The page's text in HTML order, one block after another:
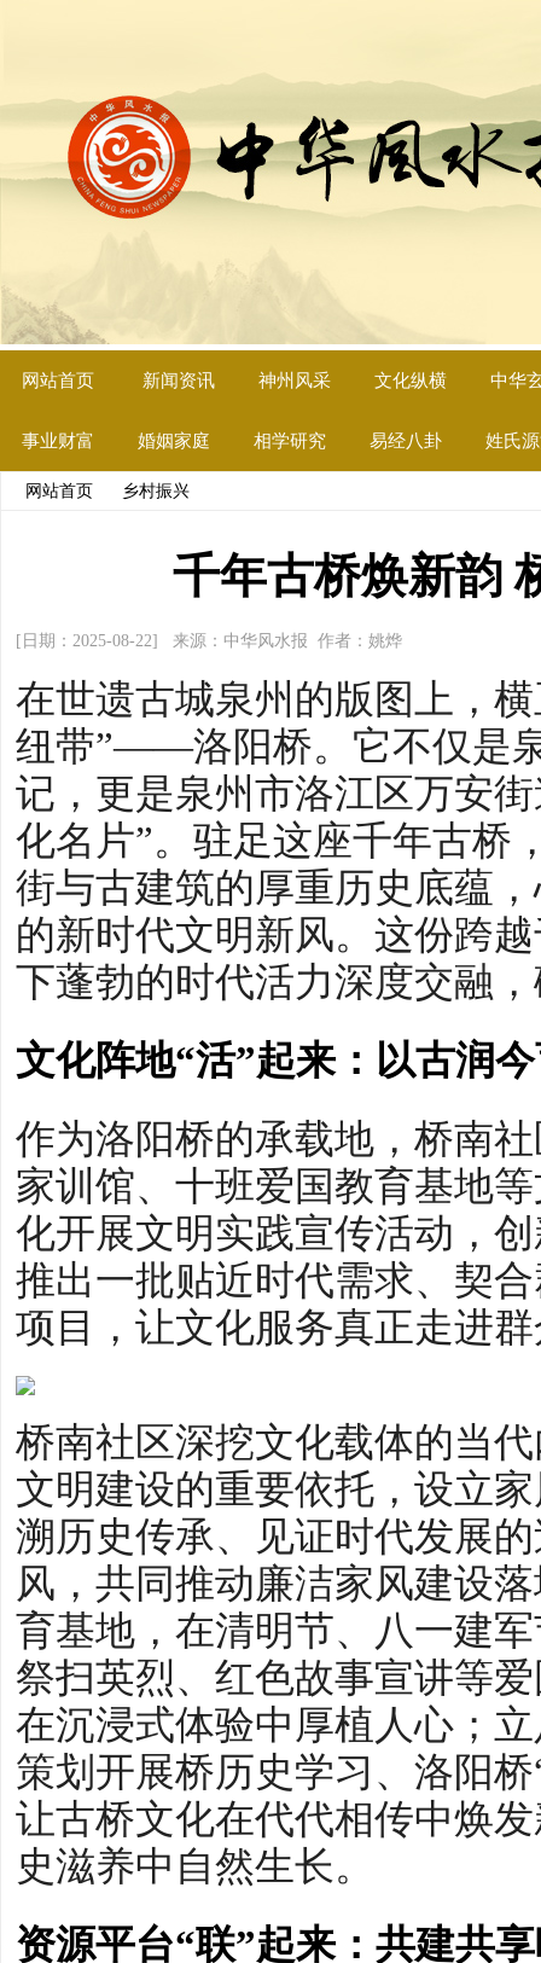
网站首页 新闻资讯 神州风采 文化纵横 中华
事业财富 婚姻家庭 相学研究 易经八卦 姓氏
网站首页 乡村振兴
千年古桥焕新韵
[日期：2025-08-22] 来源：中华风水报 作者：姚烨
在世遗古城泉州的版图上，
纽带”——洛阳桥。它不仅是
记，更是泉州市洛江区万安
化名片”。驻足这座千年古桥
街与古建筑的厚重历史底蕴
的新时代文明新风。这份跨
下蓬勃的时代活力深度交融
文化阵地“活”起来：以古润
作为洛阳桥的承载地，桥南
家训馆、十班爱国教育基地
化开展文明实践宣传活动，
推出一批贴近时代需求、契
项目，让文化服务真正走进
桥南社区深挖文化载体的当
文明建设的重要依托，设立
溯历史传承、见证时代发展
风，共同推动廉洁家风建设
育基地，在清明节、八一建
祭扫英烈、红色故事宣讲等
在沉浸式体验中厚植人心；
策划开展桥历史学习、洛阳
让古桥文化在代代相传中焕
史滋养中自然生长。
资源平台“联”起来：共建共